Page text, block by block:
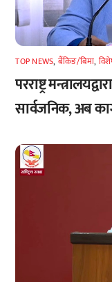
TOP NEWS, बैंकिङ/बिमा,
परराष्ट्र
सार्वजनिक, अब